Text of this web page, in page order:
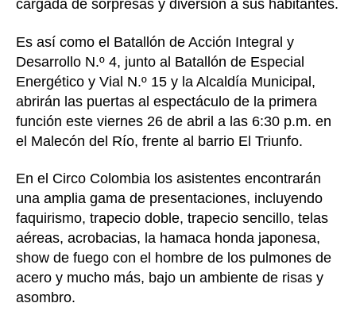
cargada de sorpresas y diversión a sus habitantes.
Es así como el Batallón de Acción Integral y
Desarrollo N.º 4, junto al Batallón de Especial
Energético y Vial N.º 15 y la Alcaldía Municipal,
abrirán las puertas al espectáculo de la primera
función este viernes 26 de abril a las 6:30 p.m. en
el Malecón del Río, frente al barrio El Triunfo.
En el Circo Colombia los asistentes encontrarán
una amplia gama de presentaciones, incluyendo
faquirismo, trapecio doble, trapecio sencillo, telas
aéreas, acrobacias, la hamaca honda japonesa,
show de fuego con el hombre de los pulmones de
acero y mucho más, bajo un ambiente de risas y
asombro.